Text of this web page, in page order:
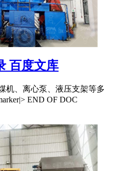
百度文库
机、离心泵、液压支架等多
END OF DOC